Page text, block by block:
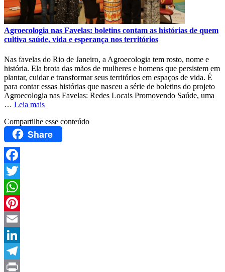
Agroecologia nas Favelas: boletins contam as histórias de quem
cultiva saúde, vida e esperança nos territórios
Nas favelas do Rio de Janeiro, a Agroecologia tem rosto, nome e
história. Ela brota das mãos de mulheres e homens que persistem em
plantar, cuidar e transformar seus territórios em espaços de vida. É
para contar essas histórias que nasceu a série de boletins do projeto
Agroecologia nas Favelas: Redes Locais Promovendo Saúde, uma
… Leia mais
Compartilhe esse conteúdo
Share
Facebook
Twitter
WhatsApp
Pinterest
Email
LinkedIn
Telegram